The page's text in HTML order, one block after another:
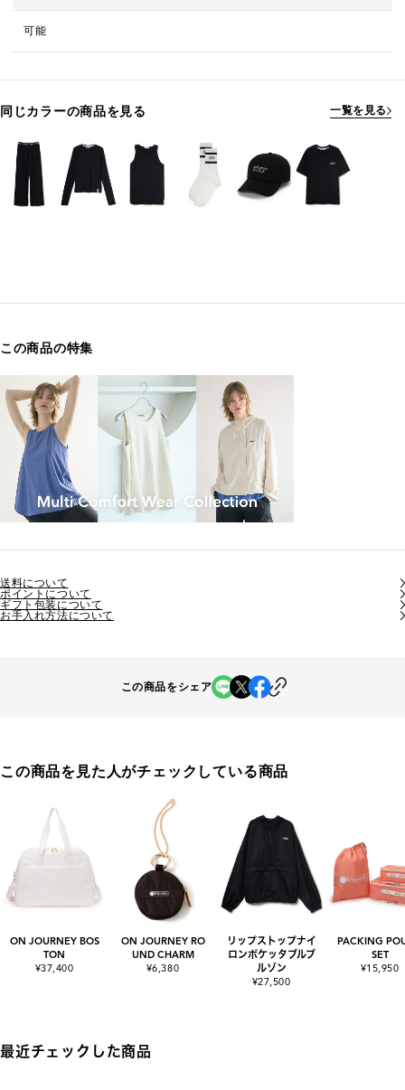
可能
同じカラーの商品を見る 一覧を見る
この商品の特集
送料について
ポイントについて
ギフト包装について
お手入れ方法について
この商品をシェア
この商品を見た人がチェックしている商品
ON JOURNEY BOS
TON
¥37,400
ON JOURNEY RO
UND CHARM
¥6,380
リップストップナイ
ロンポケッタブルブ
ルゾン
¥27,500
PACKING
SET
¥15,950
最近チェックした商品